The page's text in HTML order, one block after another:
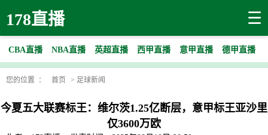
178直播 ☰
CBA直播 NBA直播 英超直播 西甲直播 意甲直播 德甲直播
您的位置 ： 首页 > 足球新闻
今夏五大联赛标王：维尔茨1.25亿断层，意甲标王亚沙里
仅3600万欧